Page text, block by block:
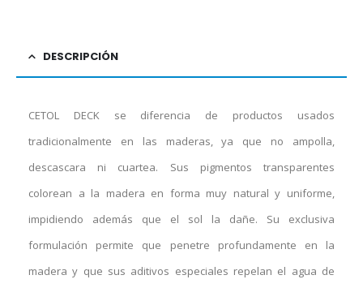
DESCRIPCIÓN
CETOL DECK se diferencia de productos usados
tradicionalmente en las maderas, ya que no ampolla,
descascara ni cuartea. Sus pigmentos transparentes
colorean a la madera en forma muy natural y uniforme,
impidiendo además que el sol la dañe. Su exclusiva
formulación permite que penetre profundamente en la
madera y que sus aditivos especiales repelan el agua de